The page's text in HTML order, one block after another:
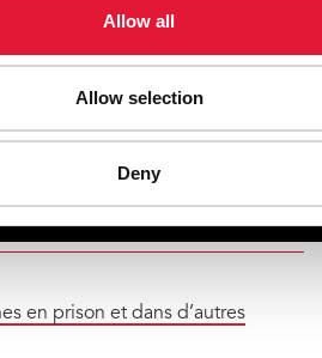
Allow all
Allow selection
Deny
en prison et dans d’autres